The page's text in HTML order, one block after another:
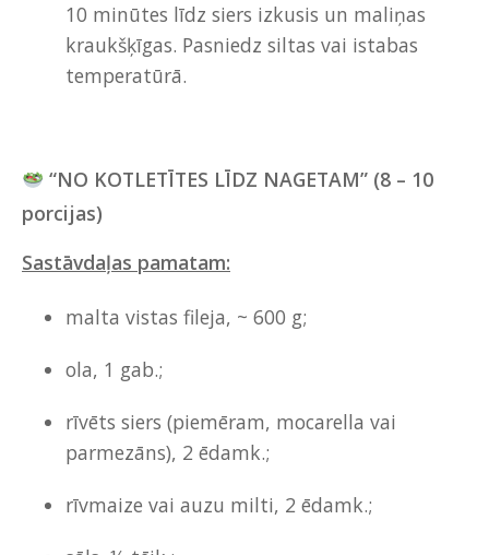
10 minūtes līdz siers izkusis un maliņas
kraukšķīgas. Pasniedz siltas vai istabas
temperatūrā.
“NO KOTLETĪTES LĪDZ NAGETAM” (8 – 10
porcijas)
Sastāvdaļas pamatam:
malta vistas fileja, ~ 600 g;
ola, 1 gab.;
rīvēts siers (piemēram, mocarella vai
parmezāns), 2 ēdamk.;
rīvmaize vai auzu milti, 2 ēdamk.;